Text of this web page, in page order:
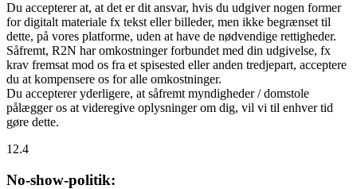
Du accepterer at, at det er dit ansvar, hvis du udgiver nogen former
for digitalt materiale fx tekst eller billeder, men ikke begrænset til
dette, på vores platforme, uden at have de nødvendige rettigheder.
Såfremt, R2N har omkostninger forbundet med din udgivelse, fx
krav fremsat mod os fra et spisested eller anden tredjepart, acceptere
du at kompensere os for alle omkostninger.
Du accepterer yderligere, at såfremt myndigheder / domstole
pålægger os at videregive oplysninger om dig, vil vi til enhver tid
gøre dette.
12.4
No-show-politik: